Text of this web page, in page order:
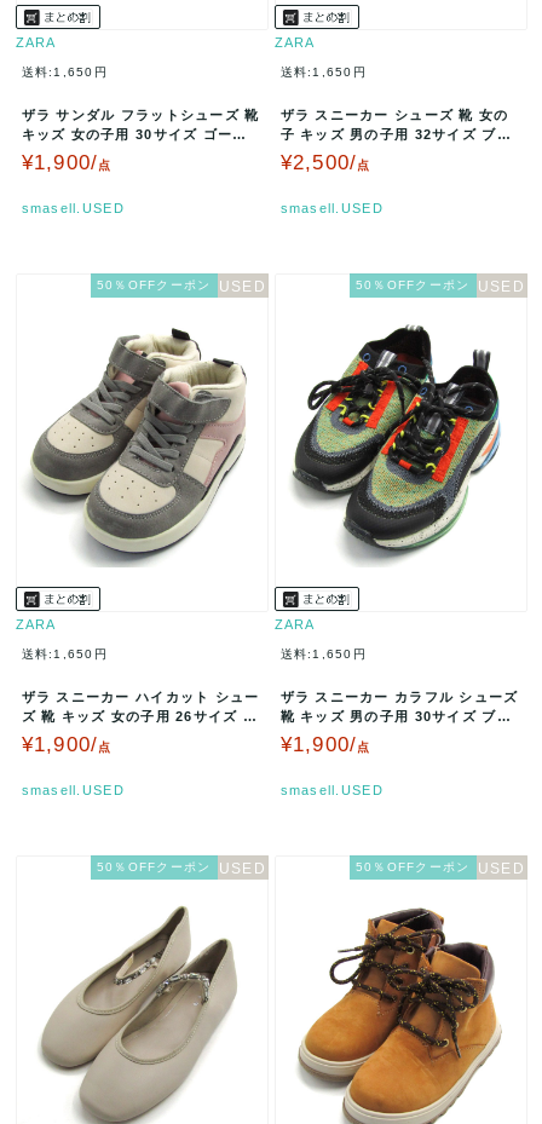
ZARA
送料:1,650円
ザラ サンダル フラットシューズ 靴
キッズ 女の子用 30サイズ ゴール
ド/ベージュ ZARA 【…
¥1,900/点
smasell.USED
ZARA
送料:1,650円
ザラ スニーカー シューズ 靴 女の
子 キッズ 男の子用 32サイズ ブル
ー/ピンク/オレンジ/ホワ…
¥2,500/点
smasell.USED
50％OFFクーポン
ZARA
送料:1,650円
ザラ スニーカー ハイカット シュー
ズ 靴 キッズ 女の子用 26サイズ ホ
ワイト/グレー/ピンク …
¥1,900/点
smasell.USED
50％OFFクーポン
ZARA
送料:1,650円
ザラ スニーカー カラフル シューズ
靴 キッズ 男の子用 30サイズ ブラ
ック/グレー/グリーン/…
¥1,900/点
smasell.USED
50％OFFクーポン 50％OFFクーポン